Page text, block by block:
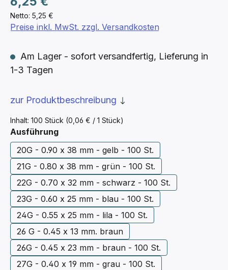
Netto: 5,25 €
Inhalt: 100 Stück (0,06 € / 1 Stück)
Preise inkl. MwSt. zzgl. Versandkosten
Am Lager - sofort versandfertig, Lieferung in
1-3 Tagen
zur Produktbeschreibung
Ausführungauswählen
20G - 0.90 x 38 mm - gelb - 100 St.
21G - 0.80 x 38 mm - grün - 100 St.
22G - 0.70 x 32 mm - schwarz - 100 St.
23G - 0.60 x 25 mm - blau - 100 St.
24G - 0.55 x 25 mm - lila - 100 St.
26 G - 0.45 x 13 mm. braun
26G - 0.45 x 23 mm - braun - 100 St.
27G - 0.40 x 19 mm - grau - 100 St.